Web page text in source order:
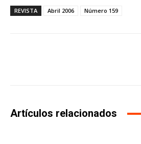
REVISTA Abril 2006 Número 159
Artículos relacionados